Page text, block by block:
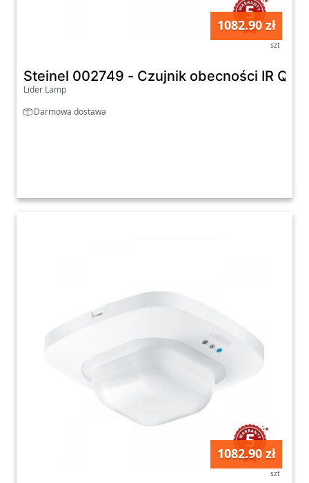
1082.90 zł
szt
Steinel 002749 - Czujnik obecności IR
Lider Lamp
Darmowa dostawa
1082.90 zł
szt